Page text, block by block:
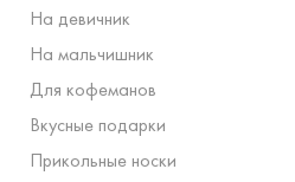
На девичник
На мальчишник
Для кофеманов
Вкусные подарки
Прикольные носки